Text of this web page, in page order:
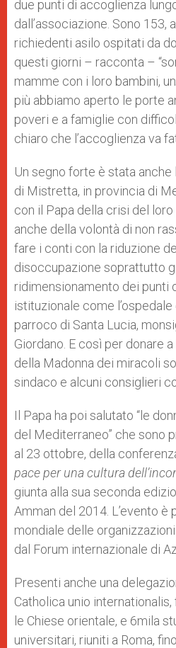
due punti di accoglienza
dall’associazione. Sono 153,
richiedenti asilo ospitati da
questi giorni – racconta –
mamme con i loro bambini,
più abbiamo aperto le porte
poveri e a famiglie con
chiaro che l’accoglienza va
Un segno forte è stata
di Mistretta, in provincia di
con il Papa della crisi del
anche della volontà di non
fare i conti con la riduzione
disoccupazione soprattutto
ridimensionamento dei punti
istituzionale come
parroco di Santa Lucia,
Giordano. E così per donare
della Madonna dei miracoli
sindaco e alcuni consiglieri
Il Papa ha poi salutato “le
del Mediterraneo” che sono
al 23 ottobre, della
pace per una cultura
giunta alla sua seconda
Amman del 2014. L’evento è
mondiale delle
dal Forum internazionale di
Presenti anche una
Catholica unio
le Chiese orientale, e 6mila
universitari, riuniti a Roma,